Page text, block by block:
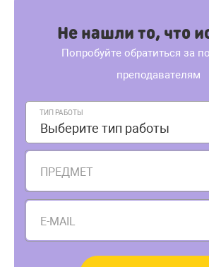
Не нашли то, что
Попробуйте обратиться за
преподавателям
ТИП РАБОТЫ
Выберите тип работы
ПРЕДМЕТ
E-MAIL